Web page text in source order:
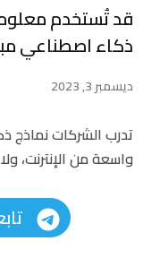
قد تُستخدم
ذكاء اصطناعي
ديسمبر 3, 2023
تدرب الشركات نماذج
واسعة من الإنترنت،